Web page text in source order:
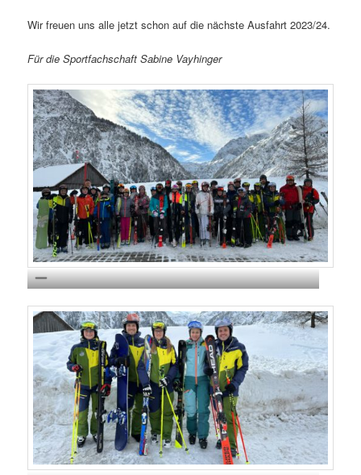
Wir freuen uns alle jetzt schon auf die nächste Ausfahrt 2023/24.
Für die Sportfachschaft Sabine Vayhinger